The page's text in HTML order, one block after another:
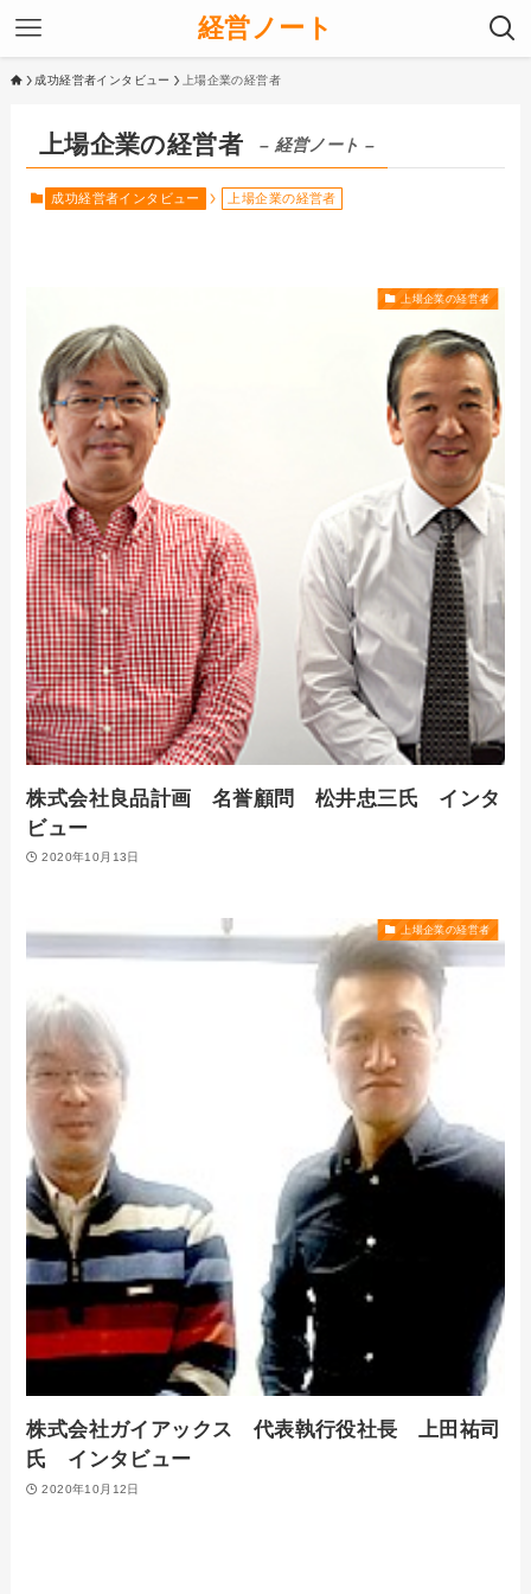
経営ノート
成功経営者インタビュー 上場企業の経営者
上場企業の経営者 – 経営ノート –
成功経営者インタビュー 上場企業の経営者
上場企業の経営者
株式会社良品計画 名誉顧問 松井忠三氏 インタ
ビュー
2020年10月13日
上場企業の経営者
株式会社ガイアックス 代表執行役社長 上田祐司
氏 インタビュー
2020年10月12日